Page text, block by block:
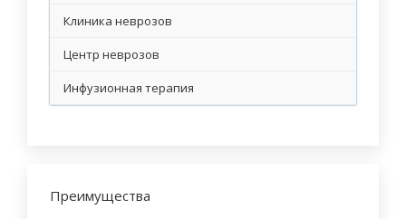
Клиника неврозов
Центр неврозов
Инфузионная терапия
Преимущества